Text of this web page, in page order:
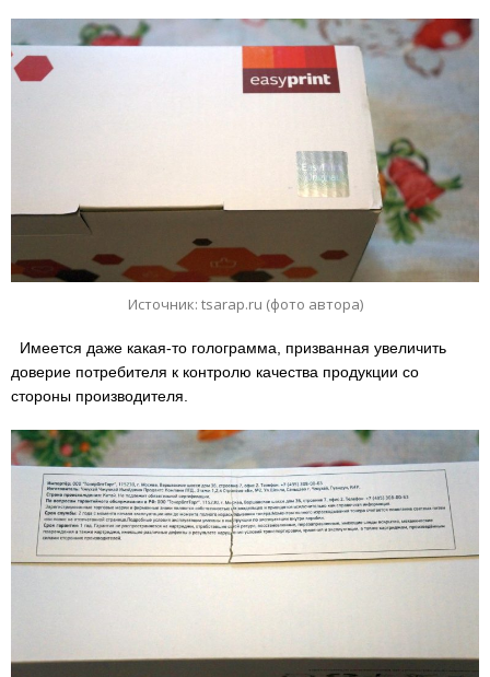
Источник: tsarap.ru (фото автора)
Имеется даже какая-то голограмма, призванная увеличить
доверие потребителя к контролю качества продукции со
стороны производителя.